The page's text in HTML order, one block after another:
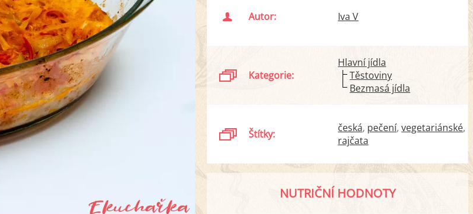
Autor: Iva V
Kategorie:
Hlavní jídla
Těstoviny
Bezmasá jídla
Štítky: česká pečení vegetariánské
rajčata
NUTRIČNÍ HODNOTY